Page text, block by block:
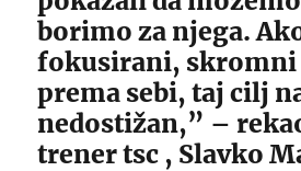
borimo za njega.
fokusirani, skromni
prema sebi, taj cilj
nedostižan,” –
trener tsc , Slavko